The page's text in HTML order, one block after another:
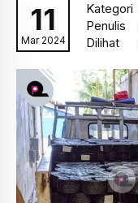
11
Mar 2024
Kategori
Penulis
Dilihat